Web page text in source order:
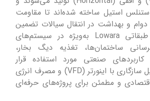
استیل ساخته شده‌اند تا مقاومت
دوام و بهداشت در انتقال سیالات تضمین
شود. پمپ‌های طبقاتی Lowara به‌ویژه در سیستم‌های
ساختمان‌ها، تغذیه دیگ بخار،
صنعتی مورد استفاده قرار
می‌گیرند و به دلیل سازگاری با اینورتر (VFD) و مصرف انرژی
و مطمئن برای پروژه‌های حرفه‌ای